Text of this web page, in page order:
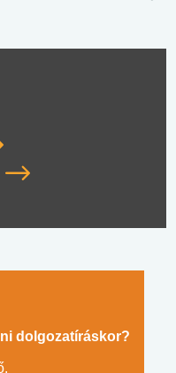
dolgozatíráskor?